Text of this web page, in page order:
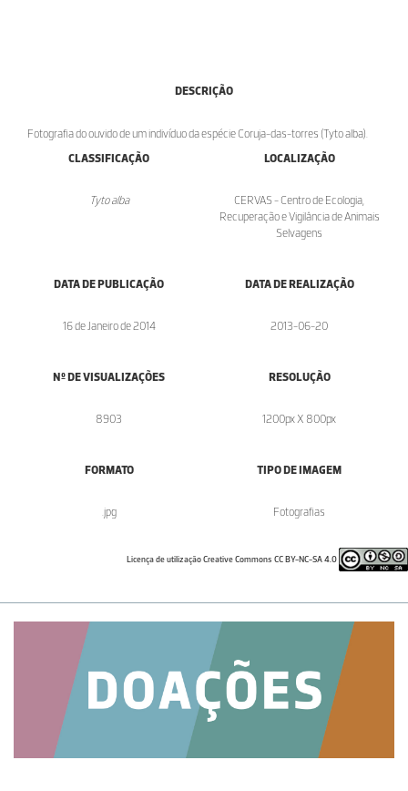
DESCRIÇÃO
Fotografia do ouvido de um indivíduo da espécie Coruja-das-torres (Tyto alba).
CLASSIFICAÇÃO
Tyto alba
LOCALIZAÇÃO
CERVAS - Centro de Ecologia,
Recuperação e Vigilância de Animais
Selvagens
DATA DE PUBLICAÇÃO
16 de Janeiro de 2014
DATA DE REALIZAÇÃO
2013-06-20
Nº DE VISUALIZAÇÕES
8903
RESOLUÇÃO
1200px X 800px
FORMATO
.jpg
TIPO DE IMAGEM
Fotografias
Licença de utilização Creative Commons CC BY-NC-SA 4.0